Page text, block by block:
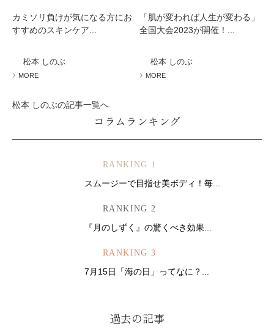
カミソリ負けが気になる方にお
すすめのスキンケア...
松本 しのぶ
MORE
「肌が変われば人生が変わる」
全国大会2023が開催！...
松本 しのぶ
MORE
松本 しのぶの記事一覧へ
コラムランキング
RANKING 1
スムージーで目指せ美ボディ！毎...
RANKING 2
『月のしずく』の驚くべき効果...
RANKING 3
7月15日「海の日」ってなに？...
過去の記事